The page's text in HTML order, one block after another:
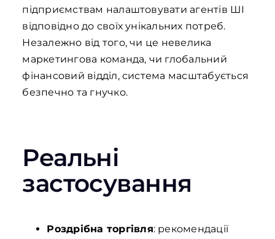
підприємствам налаштовувати агентів ШІ
відповідно до своїх унікальних потреб.
Незалежно від того, чи це невелика
маркетингова команда, чи глобальний
фінансовий відділ, система масштабується
безпечно та гнучко.
Реальні
застосування
Роздрібна торгівля: рекомендації